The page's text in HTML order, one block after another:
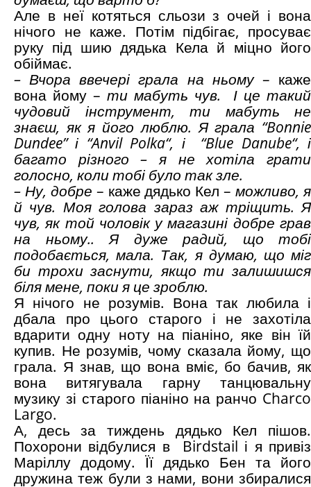
Але в неї котяться сльози з очей і вона
нічого не каже. Потім підбігає, просуває
руку під шию дядька Кела й міцно його
обіймає.
– Вчора ввечері грала на ньому – каже
вона йому – ти мабуть чув. І це такий
чудовий інструмент, ти мабуть не
знаєш, як я його люблю. Я грала “Bonnie
Dundee” і “Anvil Polka“, і “Blue Danube“, і
багато різного – я не хотіла грати
голосно, коли тобі було так зле.
– Ну, добре – каже дядько Кел – можливо, я
й чув. Моя голова зараз аж тріщить. Я
чув, як той чоловік у магазині добре грав
на ньому.. Я дуже радий, що тобі
подобається, мала. Так, я думаю, що міг
би трохи заснути, якщо ти залишишся
біля мене, поки я це зроблю.
Я нічого не розумів. Вона так любила і
дбала про цього старого і не захотіла
вдарити одну ноту на піаніно, яке він їй
купив. Не розумів, чому сказала йому, що
грала. Я знав, що вона вміє, бо бачив, як
вона витягувала гарну танцювальну
музику зі старого піаніно на ранчо Charco
Largo.
А, десь за тиждень дядько Кел пішов.
Похорони відбулися в Birdstail і я привіз
Маріллу додому. Її дядько Бен та його
дружина теж були з нами, вони збиралися